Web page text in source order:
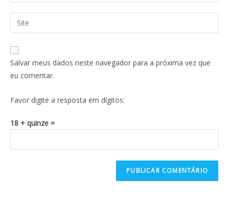
Salvar meus dados neste navegador para a próxima vez que
eu comentar.
Favor digite a resposta em dígitos:
18 + quinze =